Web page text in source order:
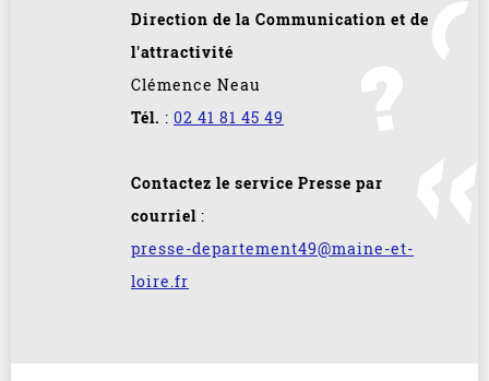
Direction de la Communication et de
l'attractivité
Clémence Neau
Tél. : 02 41 81 45 49
Contactez le service Presse par
courriel :
presse-departement49@maine-et-
loire.fr